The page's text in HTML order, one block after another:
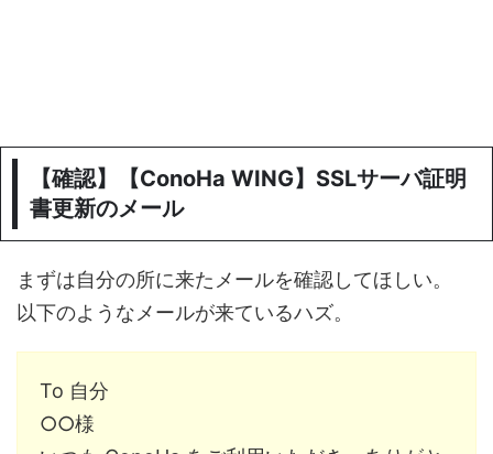
【確認】【ConoHa WING】SSLサーバ証明
書更新のメール
まずは自分の所に来たメールを確認してほしい。
以下のようなメールが来ているハズ。
To 自分
○○様